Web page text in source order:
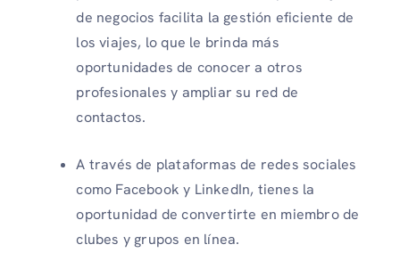
de negocios facilita la gestión eficiente de
los viajes, lo que le brinda más
oportunidades de conocer a otros
profesionales y ampliar su red de
contactos.
A través de plataformas de redes sociales
como Facebook y LinkedIn, tienes la
oportunidad de convertirte en miembro de
clubes y grupos en línea.